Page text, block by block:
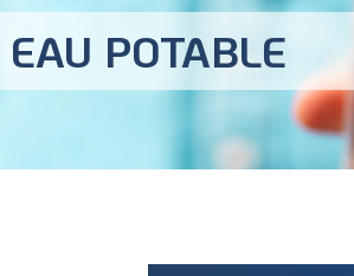
EAU POTABLE